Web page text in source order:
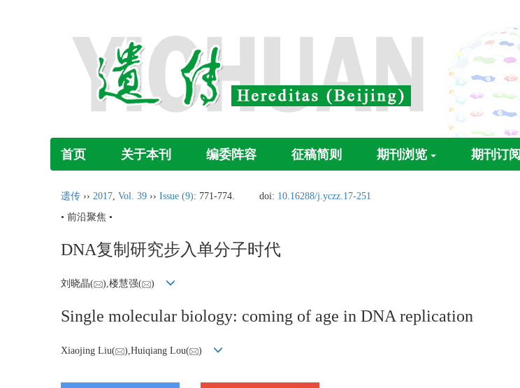
首页 关于本刊 编委阵容 征稿简则 期刊浏览 期刊订阅
遗传 ›› 2017, Vol. 39 ›› Issue (9): 771-774. doi: 10.16288/j.yczz.17-251
• 前沿聚焦 •
DNA复制研究步入单分子时代
刘晓晶( ),楼慧强( )
Single molecular biology: coming of age in DNA replication
Xiaojing Liu( ),Huiqiang Lou( )